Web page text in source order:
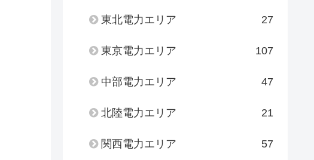
東北電力エリア 27
東京電力エリア 107
中部電力エリア 47
北陸電力エリア 21
関西電力エリア 57